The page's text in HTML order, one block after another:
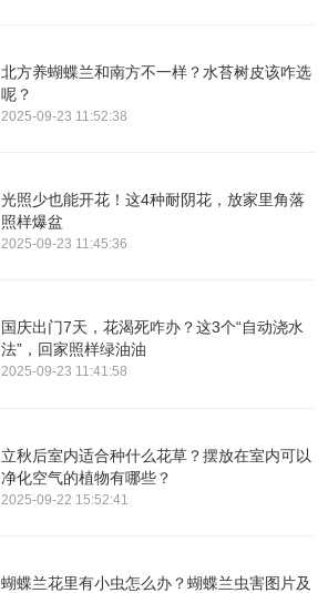
北方养蝴蝶兰和南方不一样？水苔树皮该咋选
呢？
2025-09-23 11:52:38
光照少也能开花！这4种耐阴花，放家里角落
照样爆盆
2025-09-23 11:45:36
国庆出门7天，花渴死咋办？这3个“自动浇水
法”，回家照样绿油油
2025-09-23 11:41:58
立秋后室内适合种什么花草？摆放在室内可以
净化空气的植物有哪些？
2025-09-22 15:52:41
蝴蝶兰花里有小虫怎么办？蝴蝶兰虫害图片及